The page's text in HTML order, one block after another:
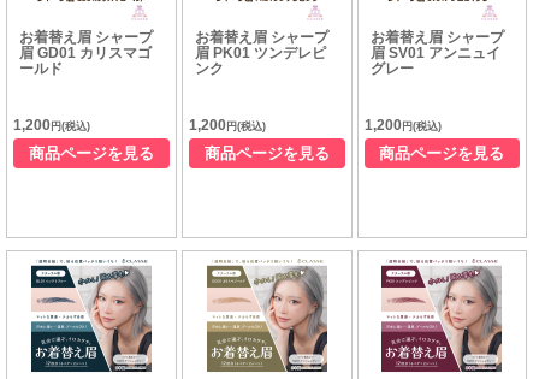
お着替え眉 シャープ
眉 GD01 カリスマゴ
ールド
1,200 円(税込)
商品ページを見る
お着替え眉 シャープ
眉 PK01 ツンデレピ
ンク
1,200円(税込)
商品ページを見る
お着替え眉 シャープ
眉 SV01 アンニュイ
グレー
1,200円(税込)
商品ページを見る